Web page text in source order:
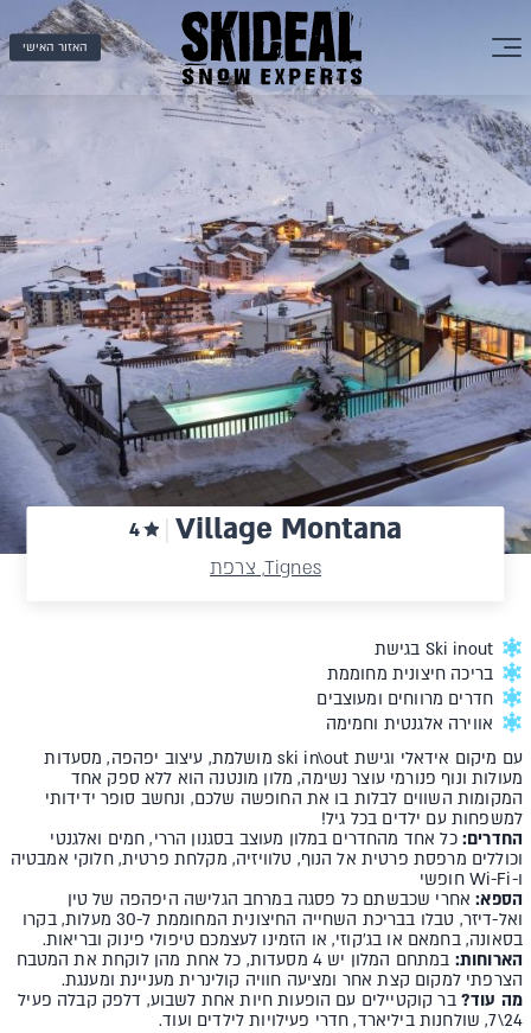
האזור האישי
Village Montana
4
Tignes, צרפת
Ski inout בגישת
בריכה חיצונית מחוממת
חדרים מרווחים ומעוצבים
אווירה אלגנטית וחמימה
עם מיקום אידאלי וגישת ski in\out מושלמת, עיצוב יפהפה, מסעדות
מעולות ונוף פנורמי עוצר נשימה, מלון מונטנה הוא ללא ספק אחד
המקומות השווים לבלות בו את החופשה שלכם, ונחשב סופר ידידותי
למשפחות עם ילדים בכל גיל!
החדרים: כל אחד מהחדרים במלון מעוצב בסגנון הררי, חמים ואלגנטי
וכוללים מרפסת פרטית אל הנוף, טלוויזיה, מקלחת פרטית, חלוקי אמבטיה
ו-Wi-Fi חופשי
הספא:אחרי שכבשתם כל פסגה במרחב הגלישה היפהפה של טין
ואל-דיזר, טבלו בבריכת השחייה החיצונית המחוממת ל-30 מעלות, בקרו
בסאונה, בחמאם או בג'קוזי, או הזמינו לעצמכם טיפולי פינוק ובריאות.
הארוחות:
במתחם המלון יש 4 מסעדות, כל אחת מהן לוקחת את המטבח
הצרפתי למקום קצת אחר ומציעה חוויה קולינרית מעניינת ומענגת.
מה עוד? בר קוקטיילים עם הופעות חיות אחת לשבוע, דלפק קבלה פעיל
24\7, שולחנות ביליארד, חדרי פעילויות לילדים ועוד.